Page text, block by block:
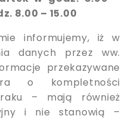
8.00 – 15.00
informujemy, iż w
danych przez ww.
przekazywane
o kompletności
– mają również
i nie stanowią –